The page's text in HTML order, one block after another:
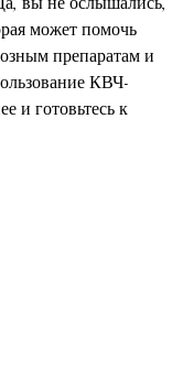
может помочь
препаратам и
КВЧ-
и готовьтесь к